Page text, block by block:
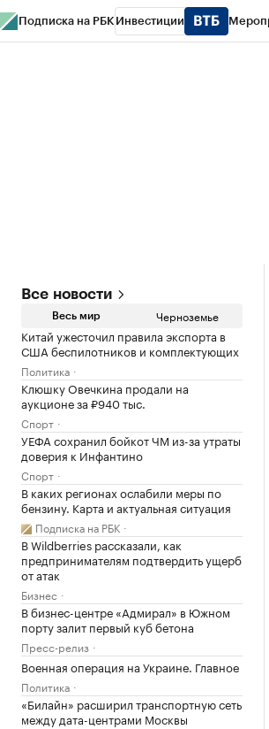
Подписка на РБК Инвестиции
Все новости
Весь мир Черноземье
Китай ужесточил правила экспорта в
США беспилотников и комплектующих
Политика
Клюшку Овечкина продали на
аукционе за ₽940 тыс.
Спорт
УЕФА сохранил бойкот ЧМ из-за утраты
доверия к Инфантино
Спорт
В каких регионах ослабили меры по
бензину. Карта и актуальная ситуация
Подписка на РБК
В Wildberries рассказали, как
предпринимателям подтвердить ущерб
от атак
Бизнес
В бизнес-центре «Адмирал» в Южном
порту залит первый куб бетона
Пресс-релиз
Военная операция на Украине. Главное
Политика
«Билайн» расширил транспортную сеть
между дата-центрами Москвы